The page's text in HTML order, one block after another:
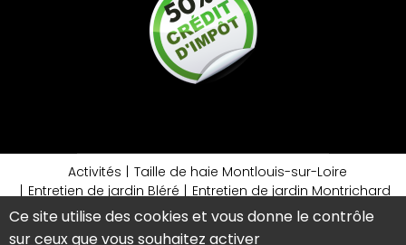
Activités
Taille de haie Montlouis-sur-Loire
Entretien de jardin Bléré
Entretien de jardin Montrichard
Jardinier Bléré
Jardinier Montrichard
Mentions légales
Ce site utilise des cookies et vous donne le contrôle
sur ceux que vous souhaitez activer